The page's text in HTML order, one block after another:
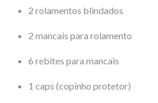
2 rolamentos blindados
2 mancais para rolamento
6 rebites para mancais
1 caps (copinho protetor)